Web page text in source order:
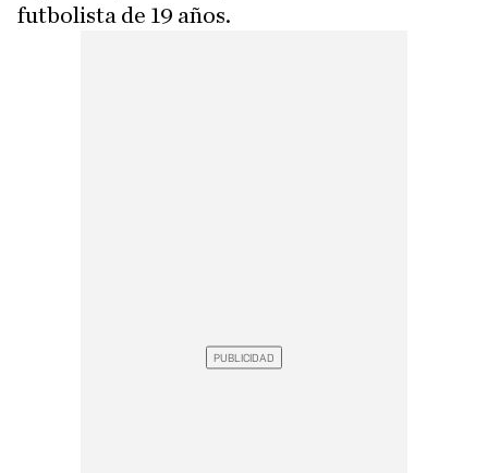
futbolista de 19 años.